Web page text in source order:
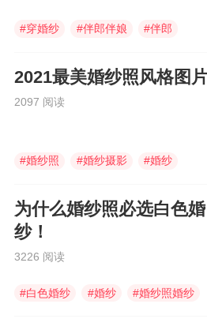
#穿婚纱 #伴郎伴娘 #伴郎
2021最美婚纱照风格图
2097 阅读
#婚纱照 #婚纱摄影 #婚纱
为什么婚纱照必选白色婚
纱！
3226 阅读
#白色婚纱 #婚纱 #婚纱照婚纱